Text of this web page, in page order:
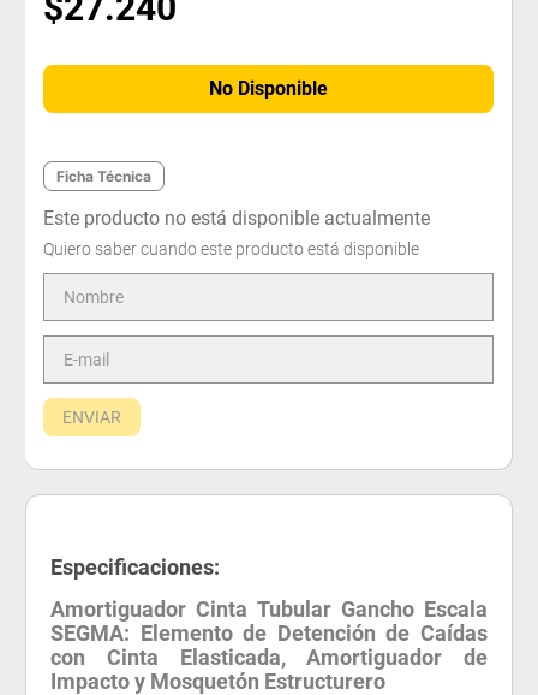
No Disponible
Ficha Técnica
Este producto no está disponible actualmente
Quiero saber cuando este producto está disponible
ENVIAR
Especificaciones:
Amortiguador Cinta Tubular Gancho Escala
SEGMA: Elemento de Detención de Caídas
con Cinta Elasticada, Amortiguador de
Impacto y Mosquetón Estructurero